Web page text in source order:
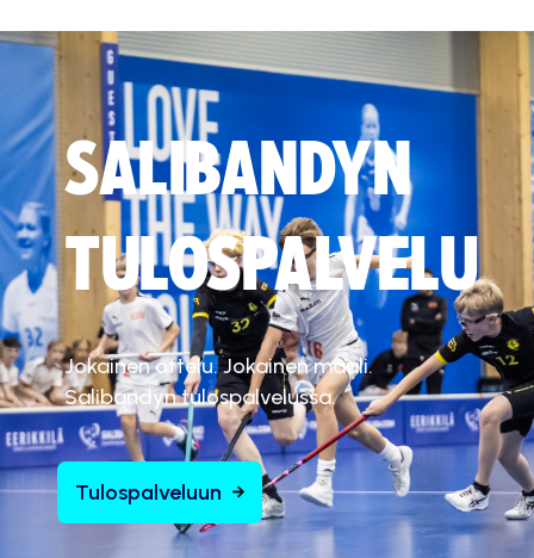
SALIBANDYN
TULOSPALVELU
Jokainen ottelu. Jokainen maali.
Salibandyn tulospalvelussa.
Tulospalveluun